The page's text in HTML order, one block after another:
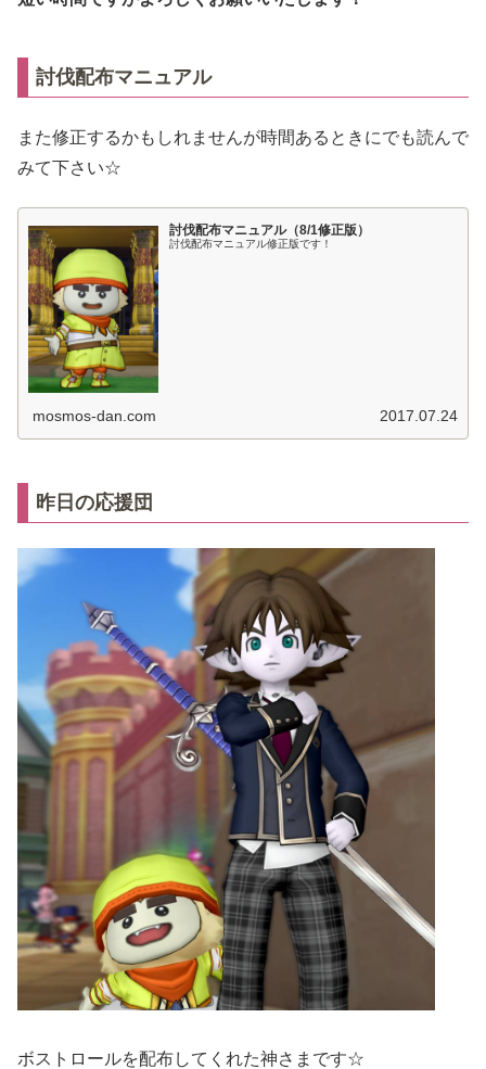
討伐配布マニュアル
また修正するかもしれませんが時間あるときにでも読んで
みて下さい☆
討伐配布マニュアル（8/1修正版）
討伐配布マニュアル修正版です！
mosmos-dan.com 2017.07.24
昨日の応援団
ボストロールを配布してくれた神さまです☆